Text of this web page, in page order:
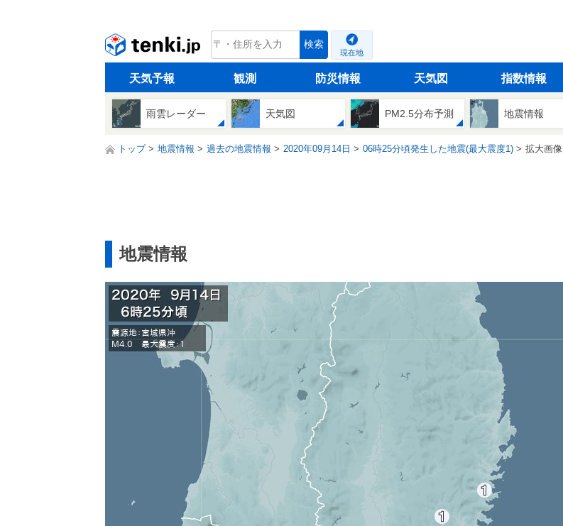
tenki.jp 検索
現在地
天気予報 観測 防災情報 天気図 指数情報
雨雲レーダー 天気図 PM2.5分布予測 地震情報
トップ 地震情報 過去の地震情報 2020年09月14日 06時25分頃発生した地震(最大震度1) 拡大画像
地震情報